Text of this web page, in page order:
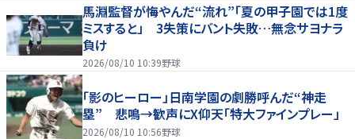
馬淵監督が悔やんだ“流れ”「夏の甲子園では1度
ミスすると」 3失策にバント失敗…無念サヨナラ
負け
2026/08/10 10:39野球
「影のヒーロー」日南学園の劇勝呼んだ“神走
塁” 悲鳴→歓声にX仰天「特大ファインプレー」
2026/08/10 10:56野球